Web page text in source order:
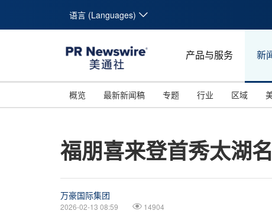
语言 (Languages)
产品与服务 新
概览 最新新闻稿 专题 行业 区域
福朋喜来登首秀太湖
万豪国际集团
2026-02-13 08:59 14904